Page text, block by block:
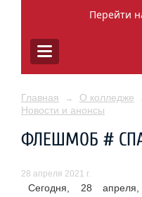
Перейти
Главная → О колледже
Новости и анонсы
ФЛЕШМОБ #
28 апреля 2021 г.
Сегодня, 28